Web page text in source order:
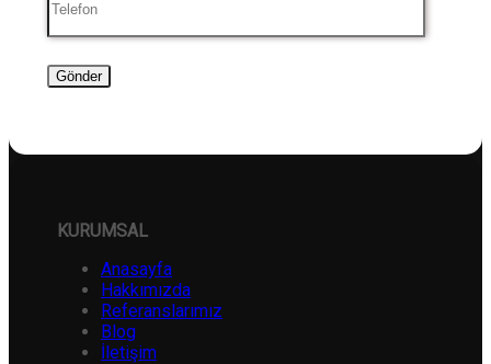
KURUMSAL
Anasayfa
Hakkımızda
Referanslarımız
Blog
İletişim